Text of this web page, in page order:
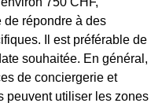
de répondre à des
Il est préférable de
souhaitée. En général,
de conciergerie et
peuvent utiliser les zones